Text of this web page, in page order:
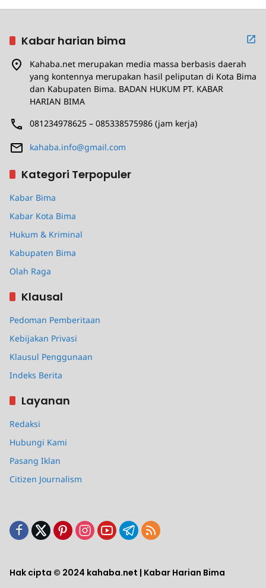
Kabar harian bima
Kahaba.net merupakan media massa berbasis daerah
yang kontennya merupakan hasil peliputan di Kota Bima
dan Kabupaten Bima. BADAN HUKUM PT. KABAR
HARIAN BIMA
081234978625 – 085338575986 (jam kerja)
kahaba.info@gmail.com
Kategori Terpopuler
Kabar Bima
Kabar Kota Bima
Hukum & Kriminal
Kabupaten Bima
Olah Raga
Klausal
Pedoman Pemberitaan
Kebijakan Privasi
Klausul Penggunaan
Indeks Berita
Layanan
Redaksi
Hubungi Kami
Pasang Iklan
Citizen Journalism
Hak cipta © 2024 kahaba.net | Kabar Harian Bima